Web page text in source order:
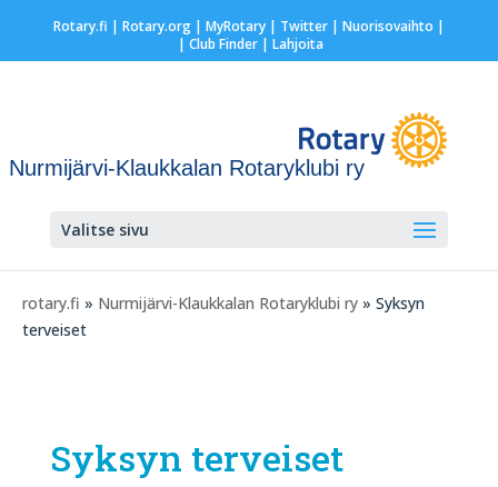
Rotary.fi | Rotary.org| MyRotary| Twitter| Nuorisovaihto |
| Club Finder| Lahjoita
Nurmijärvi-Klaukkalan Rotaryklubi ry
Valitse sivu
rotary.fi » Nurmijärvi-Klaukkalan Rotaryklubi ry » Syksyn
terveiset
Syksyn terveiset